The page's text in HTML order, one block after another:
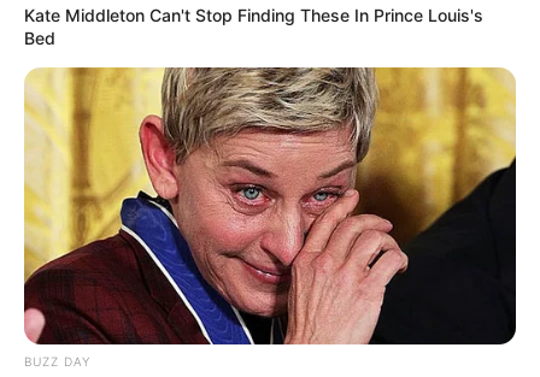
Kate Middleton Can't Stop Finding These In Prince Louis's
Bed
BUZZ DAY